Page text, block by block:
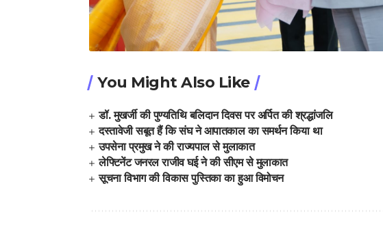
You Might Also Like
डॉ. मुखर्जी की पुण्यतिथि बलिदान दिवस पर अर्पित की श्रद्धांजलि
दस्तावेजी सबूत हैं कि संघ ने आपातकाल का समर्थन किया था
उपसेना प्रमुख ने की राज्यपाल से मुलाकात
लेफ्टिनेंट जनरल राजीव घई ने की सीएम से मुलाकात
सूचना विभाग की विकास पुस्तिका का हुआ विमोचन